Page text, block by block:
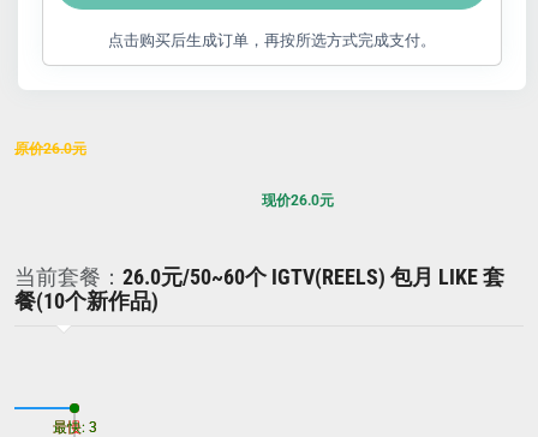
点击购买后生成订单，再按所选方式完成支付。
原价26.0元
现价26.0元
当前套餐： 26.0元/50~60个 IGTV(REELS) 包月 LIKE 套
餐(10个新作品)
最慢: 3
最快: 3